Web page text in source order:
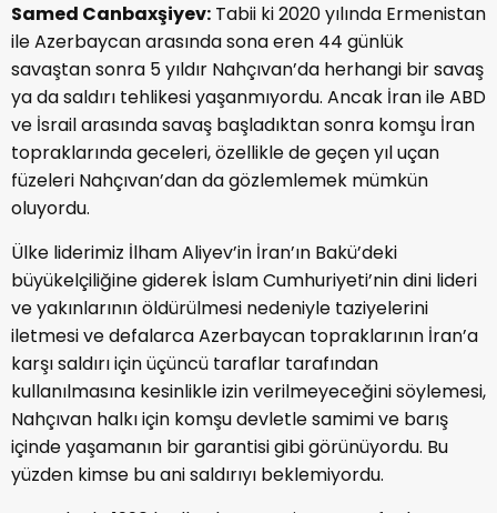
Samed Canbaxşiyev: Tabii ki 2020 yılında Ermenistan
ile Azerbaycan arasında sona eren 44 günlük
savaştan sonra 5 yıldır Nahçıvan’da herhangi bir savaş
ya da saldırı tehlikesi yaşanmıyordu. Ancak İran ile ABD
ve İsrail arasında savaş başladıktan sonra komşu İran
topraklarında geceleri, özellikle de geçen yıl uçan
füzeleri Nahçıvan’dan da gözlemlemek mümkün
oluyordu.
Ülke liderimiz İlham Aliyev’in İran’ın Bakü’deki
büyükelçiliğine giderek İslam Cumhuriyeti’nin dini lideri
ve yakınlarının öldürülmesi nedeniyle taziyelerini
iletmesi ve defalarca Azerbaycan topraklarının İran’a
karşı saldırı için üçüncü taraflar tarafından
kullanılmasına kesinlikle izin verilmeyeceğini söylemesi,
Nahçıvan halkı için komşu devletle samimi ve barış
içinde yaşamanın bir garantisi gibi görünüyordu. Bu
yüzden kimse bu ani saldırıyı beklemiyordu.